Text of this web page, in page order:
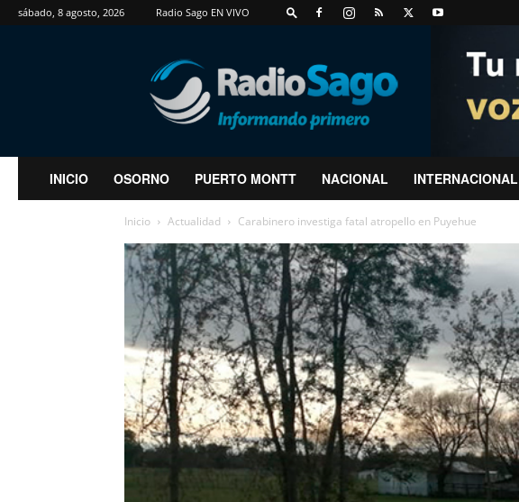
sábado, 8 agosto, 2026 Radio Sago EN VIVO
RadioSago
INICIO OSORNO PUERTO MONTT NACIONAL INTERNACIONAL
Inicio Actualidad Carabinero investiga fatal atropello en Puyehue